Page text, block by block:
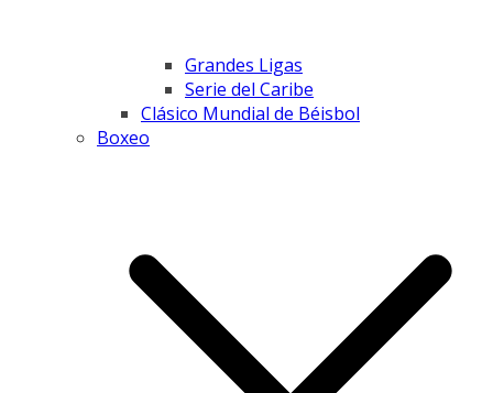
Grandes Ligas
Serie del Caribe
Clásico Mundial de Béisbol
Boxeo